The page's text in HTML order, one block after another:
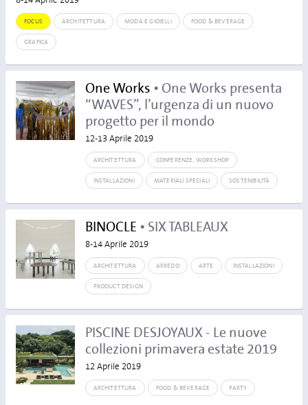
FOCUS ARCHITETTURA MODA E GIOIELLI FOOD & BEVERAGE
GRAFICA
One Works • One Works presenta
“WAVES”, l’urgenza di un nuovo
progetto per il mondo
12-13 Aprile 2019
ARCHITETTURA CONFERENZE, WORKSHOP
INSTALLAZIONI MATERIALI SPECIALI SOSTENIBILITÀ
BINOCLE • SIX TABLEAUX
8-14 Aprile 2019
ARCHITETTURA ARREDO ARTE INSTALLAZIONI
PRODUCT DESIGN
PISCINE DESJOYAUX - Le nuove
collezioni primavera estate 2019
12 Aprile 2019
ARCHITETTURA FOOD & BEVERAGE PARTY